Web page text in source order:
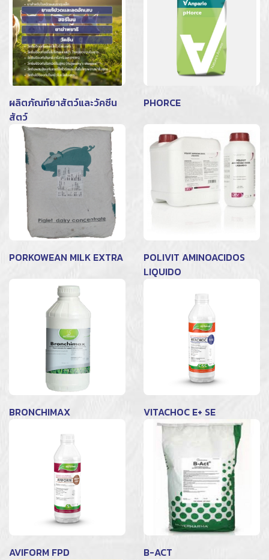
ผลิตภัณฑ์ยาสัตว์และวัคซีน
สัตว์
PHORCE
PORKOWEAN MILK EXTRA
POLIVIT AMINOACIDOS
LIQUIDO
BRONCHIMAX VITACHOC E+ SE
AVIFORM FPD B-ACT